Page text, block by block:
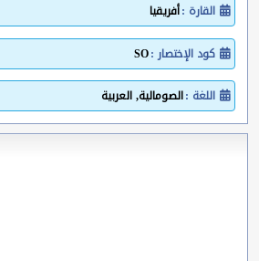
القارة :أفريقيا
كود الإختصار :SO
اللغة :الصومالية, العربية